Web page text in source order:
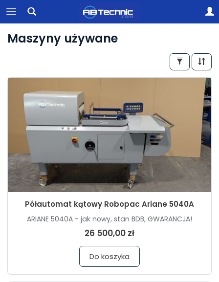
Maszyny używane
Półautomat kątowy Robopac Ariane 5040A
ARIANE 5040A - jak nowy, stan BDB, GWARANCJA!
26 500,00 zł
Do koszyka